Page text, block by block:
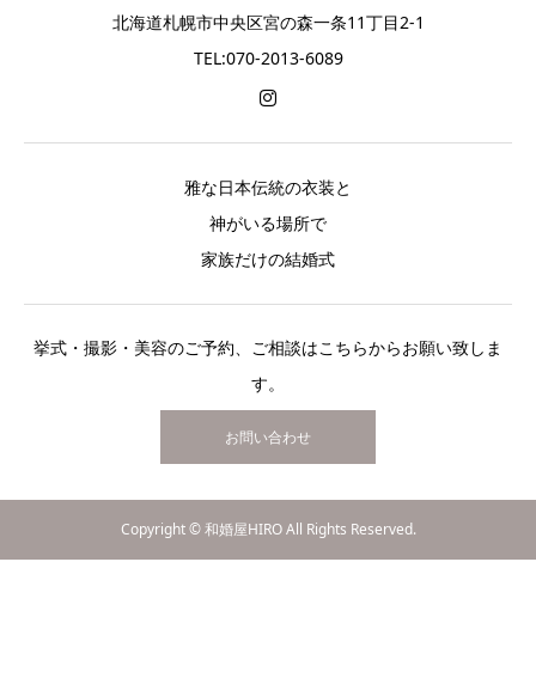
北海道札幌市中央区宮の森一条11丁目2-1
TEL:070-2013-6089
雅な日本伝統の衣装と
神がいる場所で
家族だけの結婚式
挙式・撮影・美容のご予約、ご相談はこちらからお願い致しま
す。
お問い合わせ
Copyright © 和婚屋HIRO All Rights Reserved.